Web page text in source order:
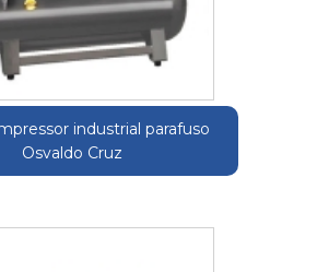
industrial parafuso
Osvaldo Cruz